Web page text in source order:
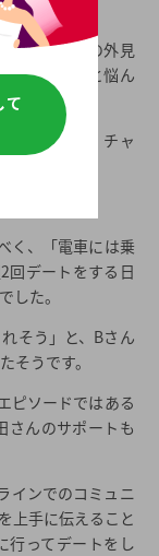
し、ご自身の外見
に至らないと悩ん
受けながら、チャ
たそうです。
く、「電車には乗
回デートをする日
した。
そう」と、Bさん
そうです。
ピソードではある
さんのサポートも
インでのコミュニ
上手に伝えること
行ってデートをし
て